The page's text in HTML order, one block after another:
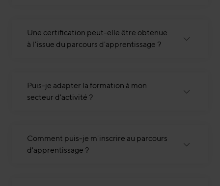
Une certification peut-elle être obtenue
à l'issue du parcours d'apprentissage ?
Puis-je adapter la formation à mon
secteur d'activité ?
Comment puis-je m'inscrire au parcours
d'apprentissage ?